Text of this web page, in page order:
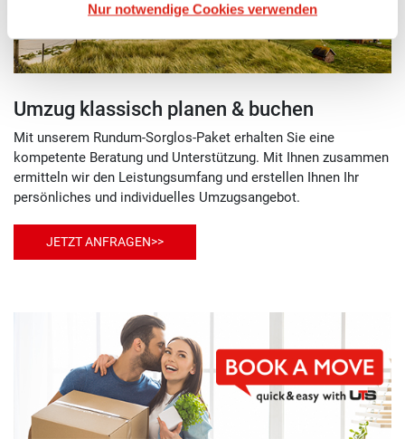
Nur notwendige Cookies verwenden
Umzug klassisch planen & buchen
Mit unserem Rundum-Sorglos-Paket erhalten Sie eine
kompetente Beratung und Unterstützung. Mit Ihnen zusammen
ermitteln wir den Leistungsumfang und erstellen Ihnen Ihr
persönliches und individuelles Umzugsangebot.
JETZT ANFRAGEN>>